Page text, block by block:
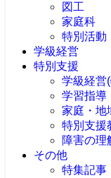
図工
家庭科
特別活動
学級経営
特別支援
学級経営
学習指導
家庭・地
特別支援
障害の理
その他
特集記事